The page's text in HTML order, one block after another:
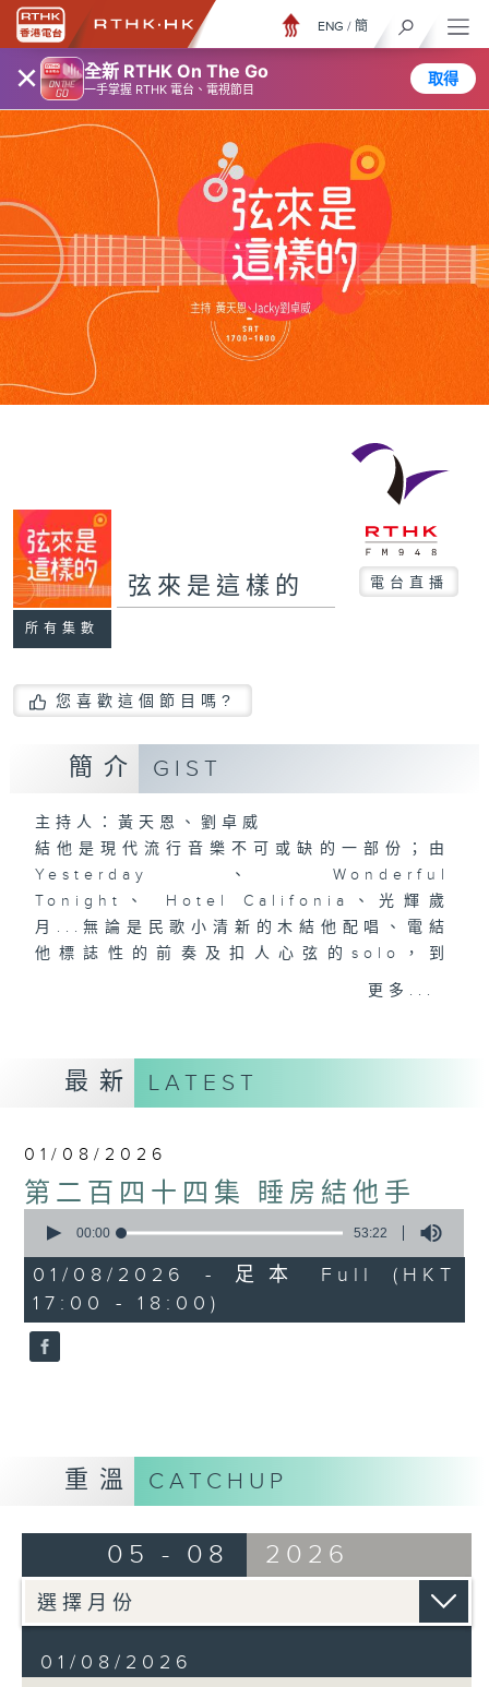
× 全新 RTHK On The Go
一手掌握 RTHK 電台、電視節目
取得
ENG / 簡
所有集數
弦來是這樣的 電台直播
您喜歡這個節目嗎?
簡介 GIST
主持人：黃天恩、劉卓威
結他是現代流行音樂不可或缺的一部份；由
Yesterday、Wonderful
Tonight、 Hotel Califonia、光輝歲
月...無論是民歌小清新的木結他配唱、電結
他標誌性的前奏及扣人心弦的solo，到
finger style木結他的one man band，
為搶鏡。本節目旨在介紹以結他為主的音樂，
透過不同環節向聽眾介紹結他有關的知識、音
樂及文化。
更多...
最新 LATEST
01/08/2026
第二百四十四集 睡房結他手
seconds
53
minutes,
22
seconds
00:00 53:22
01/08/2026 - 足本 Full (HKT
17:00 - 18:00)
重溫 CATCHUP
05 - 08 2026
01/08/2026